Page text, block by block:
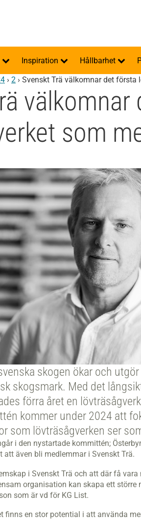
Inspiration Hållbarhet
› 2 › Svenskt Trä välkomnar det första
som
skogen ökar och
skogsmark. Med det
förra året en
kommer under 2024 att
som lövträsågverken ser
i den nystartade kommittén;
att även bli medlemmar i Svenskt Trä.
i Svenskt Trä och att där få vara
organisation kan skapa ett
som är vd för KG List.
finns en stor potential i att använda